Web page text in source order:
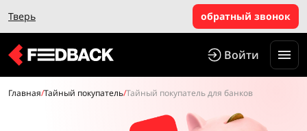
Тверь обратный звонок
Войти
Главная/Тайный покупатель/Тайный покупатель для банков